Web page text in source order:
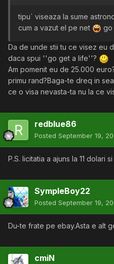
tipu` viseaza la sume
cum a vazut el pe net
go
Da de unde stii tu ce visez eu
daca spui ''go get a life''?
Am pomenit eu de 25.000
primu rand?Baga-te dreq in
ce o visa nevasta-ta nu la ce
redblue86
Posted September 19,
P.S. licitatia a ajuns la 11 dolari
SympleBoy22
Posted September 19,
Du-te frate pe ebay.Asta e alt
cmiN